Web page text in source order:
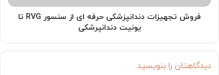
تا
یونیت
فروش تجهیزات دندانپزشکی حرفه ای از سنسور RVG تا
یونیت دندانپرشکی
دیدگاهتان را بنویسید